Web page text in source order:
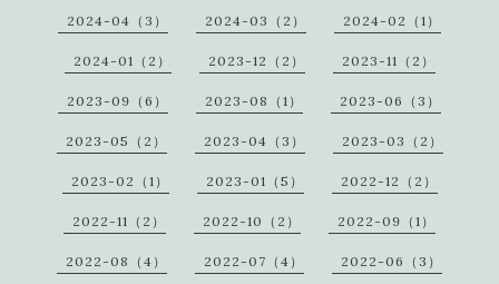
2024-04（3） 2024-03（2） 2024-02（1）
2024-01（2） 2023-12（2） 2023-11（2）
2023-09（6） 2023-08（1） 2023-06（3）
2023-05（2） 2023-04（3） 2023-03（2）
2023-02（1） 2023-01（5） 2022-12（2）
2022-11（2） 2022-10（2） 2022-09（1）
2022-08（4） 2022-07（4） 2022-06（3）